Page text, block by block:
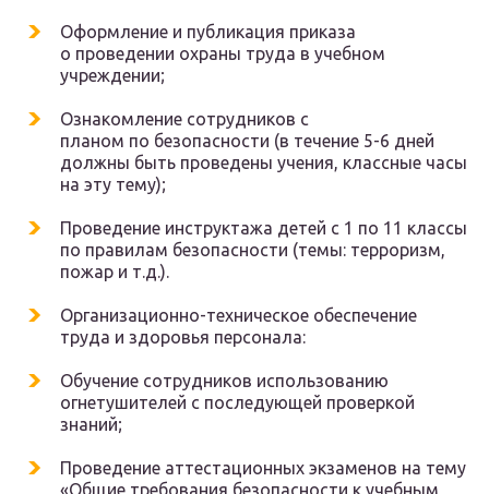
Оформление и публикация приказа
о проведении охраны труда в учебном
учреждении;
Ознакомление сотрудников с
планом по безопасности (в течение 5-6 дней
должны быть проведены учения, классные часы
на эту тему);
Проведение инструктажа детей с 1 по 11 классы
по правилам безопасности (темы: терроризм,
пожар и т.д.).
Организационно-техническое обеспечение
труда и здоровья персонала:
Обучение сотрудников использованию
огнетушителей с последующей проверкой
знаний;
Проведение аттестационных экзаменов на тему
«Общие требования безопасности к учебным